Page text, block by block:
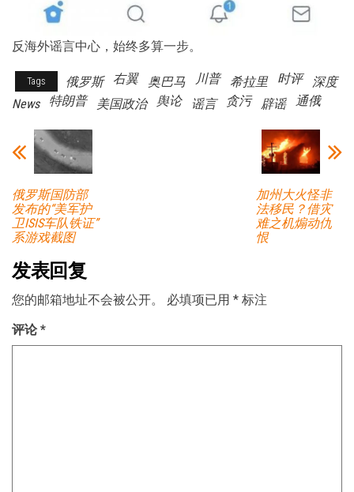
反海外谣言中心，始终多算一步。
Tags 俄罗斯 右翼 奥巴马 川普 希拉里 时评
深度
News
特朗普 美国政治 舆论 谣言 贪污 辟谣 通俄
俄罗斯国防部
发布的“美军护
卫ISIS车队铁证”
系游戏截图
加州大火怪非
法移民？借灾
难之机煽动仇
恨
发表回复
您的邮箱地址不会被公开。 必填项已用 * 标注
评论*